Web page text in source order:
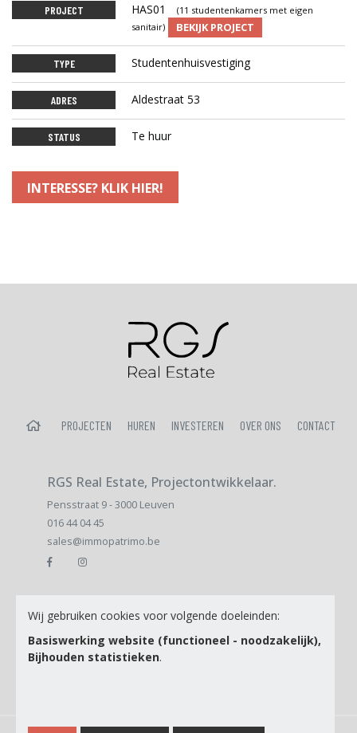
PROJECT HAS01
(11 studentenkamers met eigen
sanitair)
BEKIJK PROJECT
TYPE Studentenhuisvestiging
ADRES Aldestraat 53
STATUS Te huur
INTERESSE? KLIK HIER!
HOME PROJECTEN HUREN INVESTEREN OVER ONS CONTACT
RGS Real Estate, Projectontwikkelaar.
Pensstraat 9 - 3000 Leuven
016 44 04 45
sales@immopatrimo.be
E-mail
Ik ga akkoord met de
Wij gebruiken cookies voor volgende doeleinden:
Basiswerking website (functioneel - noodzakelijk),
Bijhouden statistieken.